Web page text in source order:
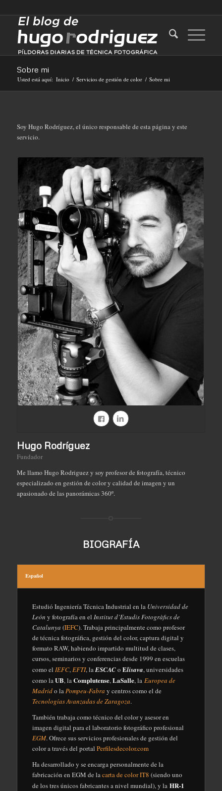
Sobre mi
Usted está aquí: Inicio / Servicios de gestión de color / Sobre mi
Soy Hugo Rodríguez, el único responsable de esta página y este
servicio.
Hugo Rodríguez
Fundador
Me llamo Hugo Rodriguez y soy profesor de fotografía, técnico
especializado en gestión de color y calidad de imagen y un
apasionado de las panorámicas 360º.
BIOGRAFÍA
Español
Estudió Ingeniería Técnica Industrial en la Universidad de
León y fotografía en el Institut d’Estudis Fotogràfics de
Catalunya (IEFC). Trabaja principalmente como profesor
de técnica fotográfica, gestión del color, captura digital y
formato RAW, habiendo impartido multitud de clases,
cursos, seminarios y conferencias desde 1999 en escuelas
como el IEFC,EFTI, laESCACo Elisava, universidades
como laUB, laComplutense,LaSalle, la Europea de
Madrido laPompeu-Fabra y centros como el de
Tecnologías Avanzadas de Zaragoza.
También trabaja como técnico del color y asesor en
imagen digital para el laboratorio fotográfico profesional
EGM. Ofrece sus servicios profesionales de gestión del
color a través del portal Perfilesdecolor.com
Ha desarrollado y se encarga personalmente de la
fabricación en EGM de lacarta de color IT8 (siendo uno
de los tres únicos fabricantes a nivel mundial), y la HR-1